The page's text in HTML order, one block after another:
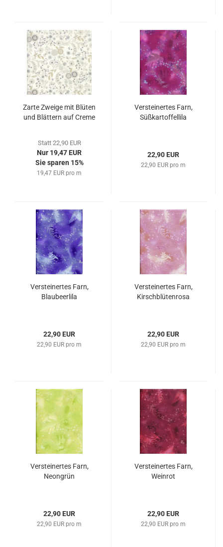
Zarte Zweige mit Blüten
und Blättern auf Creme
Statt 22,90 EUR
Nur 19,47 EUR
Sie sparen 15%
19,47 EUR pro m
Versteinertes Farn,
Süßkartoffellila
22,90 EUR
22,90 EUR pro m
Versteinertes Farn,
Blaubeerlila
22,90 EUR
22,90 EUR pro m
Versteinertes Farn,
Kirschblütenrosa
22,90 EUR
22,90 EUR pro m
Versteinertes Farn,
Neongrün
22,90 EUR
22,90 EUR pro m
Versteinertes Farn,
Weinrot
22,90 EUR
22,90 EUR pro m